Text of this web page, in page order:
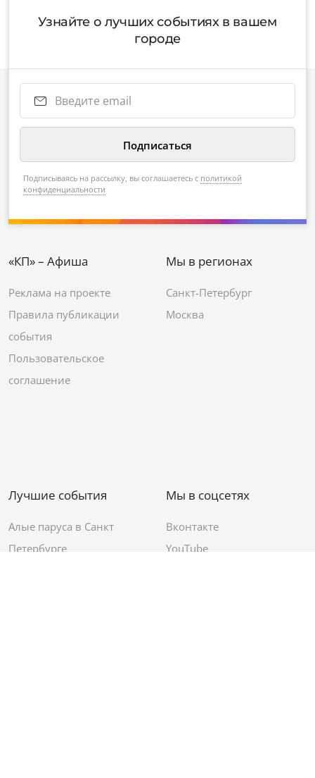
Узнайте о лучших событиях в вашем
городе
Подписываясь на рассылку, вы соглашаетесь с политикой
конфиденциальности
«КП» – Афиша
Реклама на проекте
Правила публикации
события
Пользовательское
соглашение
Мы в регионах
Санкт-Петербург
Москва
Лучшие события
Алые паруса в Санкт
Петербурге
Мы в соцсетях
Вконтакте
YouTube